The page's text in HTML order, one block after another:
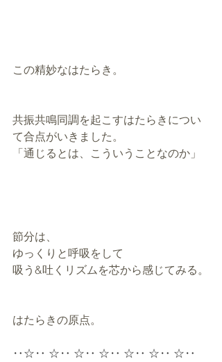
この精妙なはたらき。
共振共鳴同調を起こすはたらきについ
て合点がいきました。
「通じるとは、こういうことなのか」
節分は、
ゆっくりと呼吸をして
吸う&吐くリズムを芯から感じてみる。
はたらきの原点。
‥☆‥ ☆‥ ☆‥ ☆‥ ☆‥ ☆‥ ☆‥